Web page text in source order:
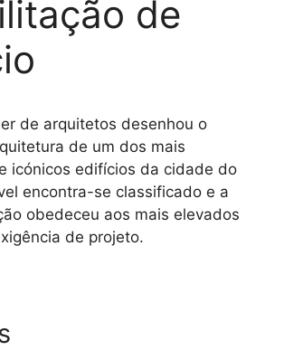
de
de arquitetos desenhou o
de um dos mais
icónicos edifícios da cidade do
encontra-se classificado e a
obedeceu aos mais elevados
de projeto.